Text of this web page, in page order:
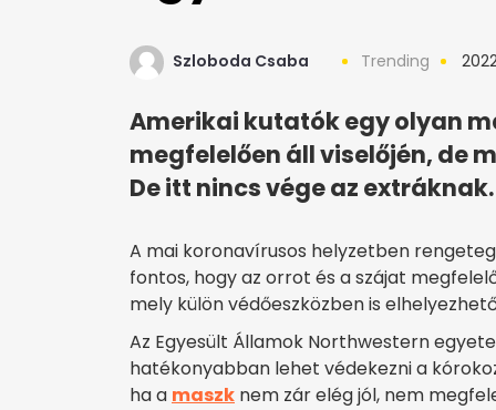
Szloboda Csaba Trending
Amerikai kutatók egy olyan
megfelelően áll viselőjén, de
De itt nincs vége az extráknak.
A mai koronavírusos helyzetben
fontos, hogy az orrot és a szájat
mely külön védőeszközben is
Az Egyesült Államok Northwestern
hatékonyabban lehet védekezni a
ha a maszk nem zár elég jól, nem